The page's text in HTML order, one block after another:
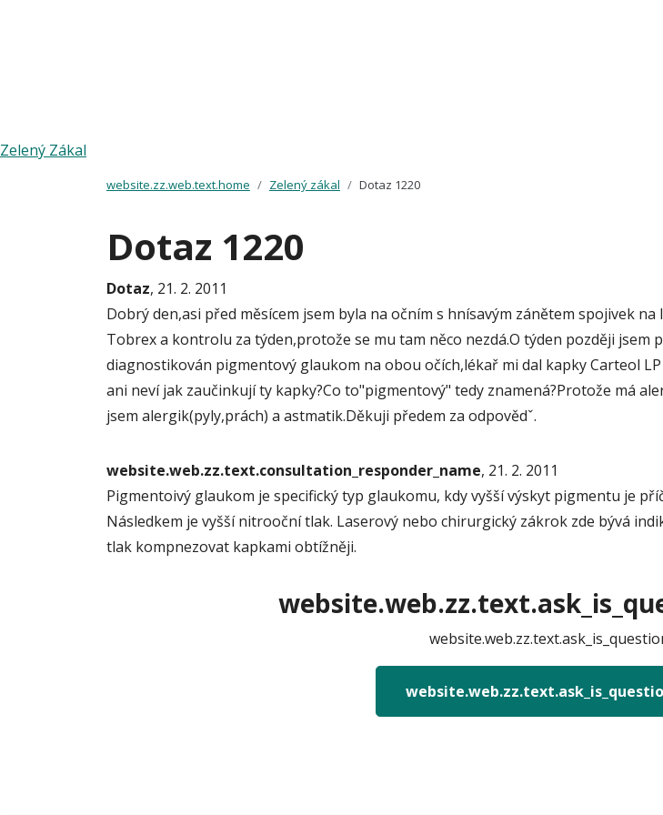
Zelený Zákal
website.zz.web.text.home Zelený zákal Dotaz 1220
Dotaz 1220
Dotaz, 21. 2. 2011
Dobrý den,asi před měsícem jsem byla na očním s hnísavým zánětem spojivek
Tobrex a kontrolu za týden,protože se mu tam něco nezdá.O týden později
diagnostikován pigmentový glaukom na obou očích,lékař mi dal kapky Carteol
ani neví jak zaučinkují ty kapky?Co to"pigmentový" tedy znamená?Protože má
jsem alergik(pyly,prách) a astmatik.Děkuji předem za odpovědˇ.
website.web.zz.text.consultation_responder_name, 21. 2. 2011
Pigmentoivý glaukom je specifický typ glaukomu, kdy vyšší výskyt pigmentu je
Následkem je vyšší nitrooční tlak. Laserový nebo chirurgický zákrok zde bývá
tlak kompnezovat kapkami obtížněji.